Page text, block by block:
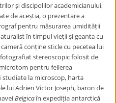
și discipolilor academicianului,
de aceștia, o prezentare a
pentru măsurarea umidității
în timpul vieții și geanta cu
conține sticle cu pecetea lui
stereoscopic folosit de
pentru felierea
la microscop, harta
luiAdrien Victor Joseph, baron de
Belgicaîn expediția antarctică